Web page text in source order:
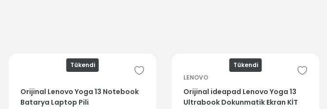
Tükendi
Orijinal Lenovo Yoga 13 Notebook
Batarya Laptop Pili
Tükendi
LENOVO
Orijinal ideapad Lenovo Yoga 13
Ultrabook Dokunmatik Ekran KİT